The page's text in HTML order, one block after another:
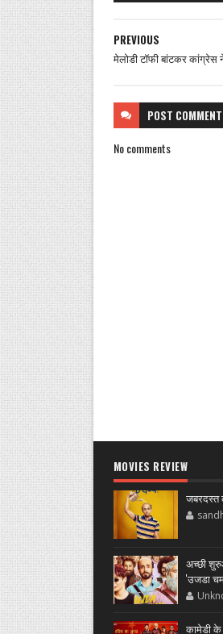
PREVIOUS
मेलोडी टॉफी बांटकर कांग्रेस
POST COMMENT
No comments
MOVIES REVIEW
जबरदस्त
अच्छी
'उजडा
कामेडी